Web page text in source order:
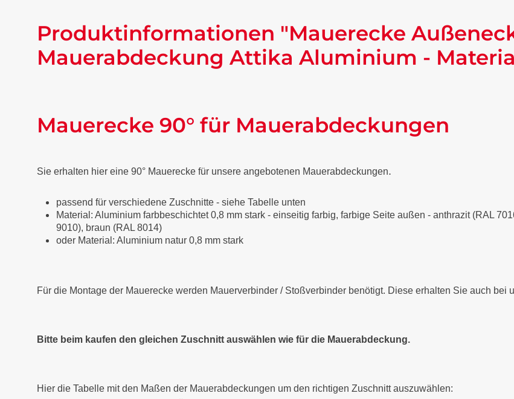
Produktinformationen "Mauerecke
Mauerabdeckung Attika Aluminium -
Mauerecke 90° für Mauerabdeckungen
Sie erhalten hier eine 90° Mauerecke für unsere angebotenen Mauerabdeckungen.
passend für verschiedene Zuschnitte - siehe Tabelle unten
Material: Aluminium farbbeschichtet 0,8 mm stark - einseitig farbig, farbige Seite außen - anthrazit (RAL
9010), braun (RAL 8014)
oder Material: Aluminium natur 0,8 mm stark
Für die Montage der Mauerecke werden Mauerverbinder / Stoßverbinder benötigt. Diese erhalten Sie auch bei
Bitte beim kaufen den gleichen Zuschnitt auswählen wie für die Mauerabdeckung.
Hier die Tabelle mit den Maßen der Mauerabdeckungen um den richtigen Zuschnitt auszuwählen: